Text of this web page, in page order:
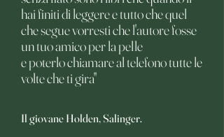
hai finiti di leggere e tutto che quel
che segue vorresti che l'autore fosse
un tuo amico per la pelle
e poterlo chiamare al telefono tutte le
volte che ti gira"
Il giovane Holden, Salinger.